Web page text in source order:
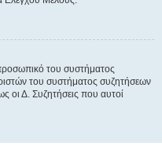
του συστήματος
του συστήματος συζητήσεων
οι Δ. Συζητήσεις που αυτοί